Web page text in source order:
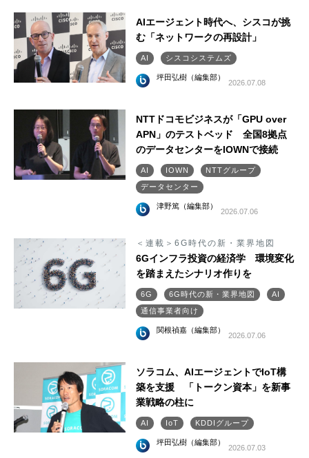
AIエージェント時代へ、シスコが挑
む「ネットワークの再設計」
AI シスコシステムズ
坪田弘樹（編集部）
2026.07.08
NTTドコモビジネスが「GPU over
APN」のテストベッド 全国8拠点
のデータセンターをIOWNで接続
AI IOWN
NTTグループ
データセンター
津野篤（編集部）
2026.07.06
＜連載＞6G時代の新・業界地図
6Gインフラ投資の経済学 環境変化
を踏まえたシナリオ作りを
6G 6G時代の新・業界地図
AI
通信事業者向け
関根禎嘉（編集部）
2026.07.06
ソラコム、AIエージェントでIoT構
築を支援 「トークン資本」を新事
業戦略の柱に
AI IoT KDDIグループ
坪田弘樹（編集部）
2026.07.03